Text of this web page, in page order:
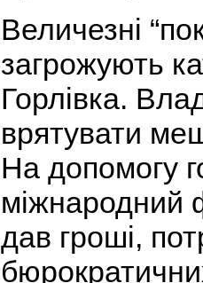
Величезні
загрожують
Горлівка.
врятувати
На допомогу
міжнародний
дав гроші,